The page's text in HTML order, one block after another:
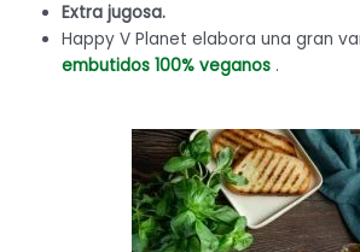
Extra jugosa.
Happy V Planet elabora una gran
embutidos 100% veganos .